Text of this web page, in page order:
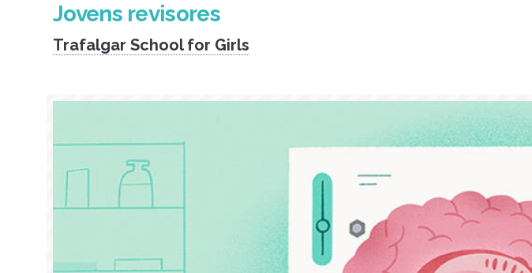
Jovens revisores
Trafalgar School for Girls